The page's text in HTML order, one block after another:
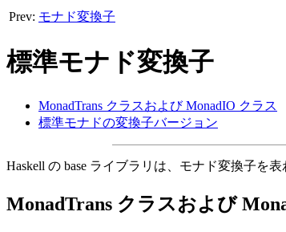
Prev: モナド変換子
標準モナド変換子
MonadTrans クラスおよび MonadIO クラス
標準モナドの変換子バージョン
Haskell の base ライブラリは、モナド変換子を
MonadTrans クラスおよび